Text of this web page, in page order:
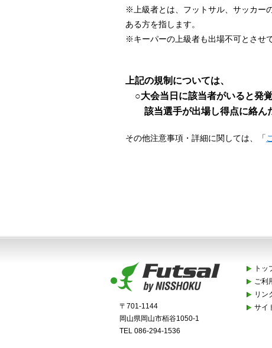
※上級者とは、フットサル、サッカー
ある方を指します。
※キーパーの上級者も出場不可とさせ
上記の規制については、
○大会当日に該当者がいると発
該当選手が出場し得点に絡んだ
その他注意事項・詳細に関しては、「
〒701-1144
岡山県岡山市栢谷1050-1
TEL 086-294-1536
トッ
ご利
リン
サイ